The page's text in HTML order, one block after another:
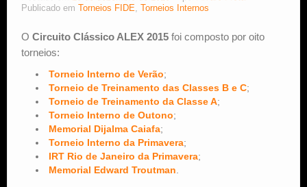
Publicado em
Torneios FIDE, Torneios Internos
O Circuito Clássico ALEX 2015 foi composto por oito
torneios:
Torneio Interno de Verão;
Torneio de Treinamento das Classes B e C;
Torneio de Treinamento da Classe A;
Torneio Interno de Outono;
Memorial Dijalma Caiafa;
Torneio Interno da Primavera;
IRT Rio de Janeiro da Primavera;
Memorial Edward Troutman